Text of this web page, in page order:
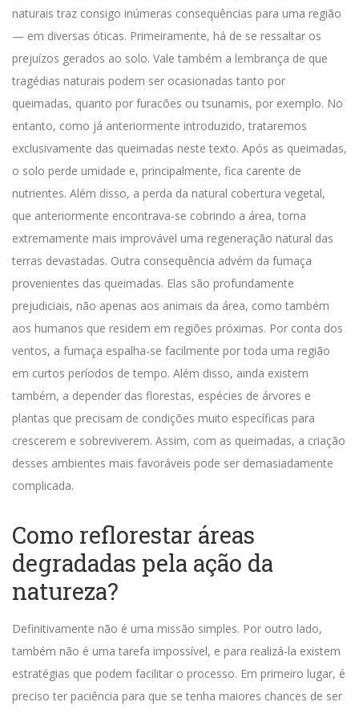
naturais traz consigo inúmeras consequências para uma região
— em diversas óticas. Primeiramente, há de se ressaltar os
prejuízos gerados ao solo. Vale também a lembrança de que
tragédias naturais podem ser ocasionadas tanto por
queimadas, quanto por furacões ou tsunamis, por exemplo. No
entanto, como já anteriormente introduzido, trataremos
exclusivamente das queimadas neste texto. Após as queimadas,
o solo perde umidade e, principalmente, fica carente de
nutrientes. Além disso, a perda da natural cobertura vegetal,
que anteriormente encontrava-se cobrindo a área, torna
extremamente mais improvável uma regeneração natural das
terras devastadas. Outra consequência advém da fumaça
provenientes das queimadas. Elas são profundamente
prejudiciais, não apenas aos animais da área, como também
aos humanos que residem em regiões próximas. Por conta dos
ventos, a fumaça espalha-se facilmente por toda uma região
em curtos períodos de tempo. Além disso, ainda existem
também, a depender das florestas, espécies de árvores e
plantas que precisam de condições muito específicas para
crescerem e sobreviverem. Assim, com as queimadas, a criação
desses ambientes mais favoráveis pode ser demasiadamente
complicada.
Como reflorestar áreas
degradadas pela ação da
natureza?
Definitivamente não é uma missão simples. Por outro lado,
também não é uma tarefa impossível, e para realizá-la existem
estratégias que podem facilitar o processo. Em primeiro lugar, é
preciso ter paciência para que se tenha maiores chances de ser